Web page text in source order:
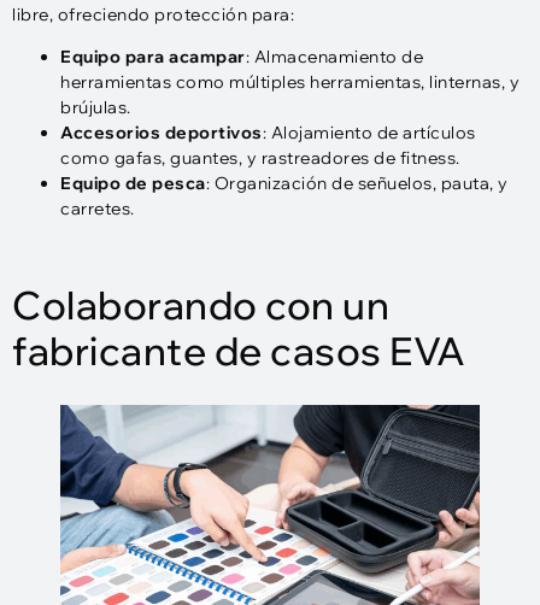
libre, ofreciendo protección para:
Equipo para acampar: Almacenamiento de
herramientas como múltiples herramientas, linternas, y
brújulas.
Accesorios deportivos: Alojamiento de artículos
como gafas, guantes, y rastreadores de fitness.
Equipo de pesca: Organización de señuelos, pauta, y
carretes.
Colaborando con un
fabricante de casos EVA